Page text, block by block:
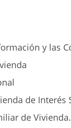
y las
de Interés
de Vivienda.